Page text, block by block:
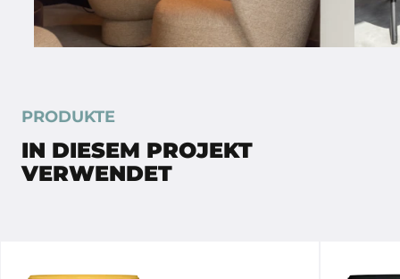
PRODUKTE
IN DIESEM PROJEKT
VERWENDET